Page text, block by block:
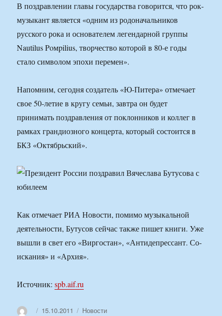
В поздравлении главы государства говорится, что рок-
музыкант является «одним из родоначальников
русского рока и основателем легендарной группы
Nautilus Poмpilius, творчество которой в 80-е годы
стало символом эпохи перемен».
Напомним, сегодня создатель «Ю-Питера» отмечает
свое 50-летие в кругу семьи, завтра он будет
принимать поздравления от поклонников и коллег в
рамках грандиозного концерта, который состоится в
БКЗ «Октябрьский».
Как отмечает РИА Новости, помимо музыкальной
деятельности, Бутусов сейчас также пишет книги. Уже
вышли в свет его «Виргостан», «Антидепрессант. Со-
искания» и «Архия».
Источник:spb.aif.ru
АвторОпубликовано
15.10.2011 Рубрики
Новости